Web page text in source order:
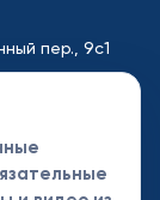
пер., 9с1